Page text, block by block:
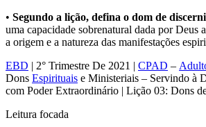
• Segundo a lição, defina o dom de
uma capacidade sobrenatural dada por Deus
a origem e a natureza das manifestações
EBD | 2° Trimestre De 2021 | CPAD –
Dons Espirituais e Ministeriais – Servindo à
com Poder Extraordinário | Lição 03: Dons
Leitura focada